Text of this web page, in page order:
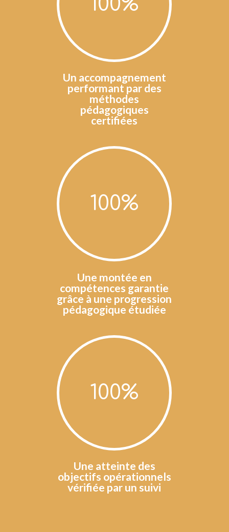
Un accompagnement
performant par des
méthodes
pédagogiques
certifiées
100%
Une montée en
compétences garantie
grâce à une progression
pédagogique étudiée
100%
Une atteinte des
objectifs opérationnels
vérifiée par un suivi